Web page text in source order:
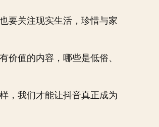
要关注现实生活，珍惜与家
价值的内容，哪些是低俗、
，我们才能让抖音真正成为